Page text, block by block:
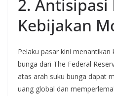
2. Antisipasi
Kebijakan
Pelaku pasar kini
bunga dari The Federal
atas arah suku bunga dapat
uang global dan